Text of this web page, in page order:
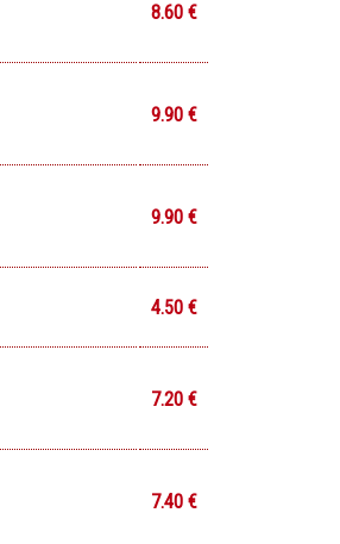
8.60 €
9.90 €
9.90 €
4.50 €
7.20 €
7.40 €